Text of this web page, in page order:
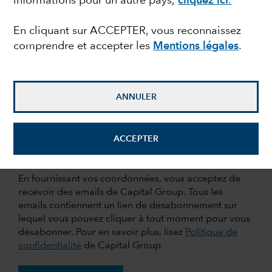
En cliquant sur ACCEPTER, vous reconnaissez
comprendre et accepter les Mentions légales.
ANNULER
ACCEPTER
Entreprise
En fournissant vos coordonnées, vous acceptez de
recevoir des emails de Capital Group. Tous les
emails contiennent un lien de désabonnement sur
lequel vous pouvez cliquer à tout moment pour vous
désabonner. Pour en savoir plus, lisez Politique de
confidentialité de Capital Group